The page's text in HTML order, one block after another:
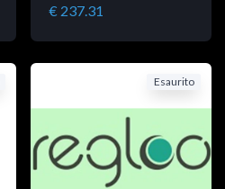
€ 237.31
Esaurito